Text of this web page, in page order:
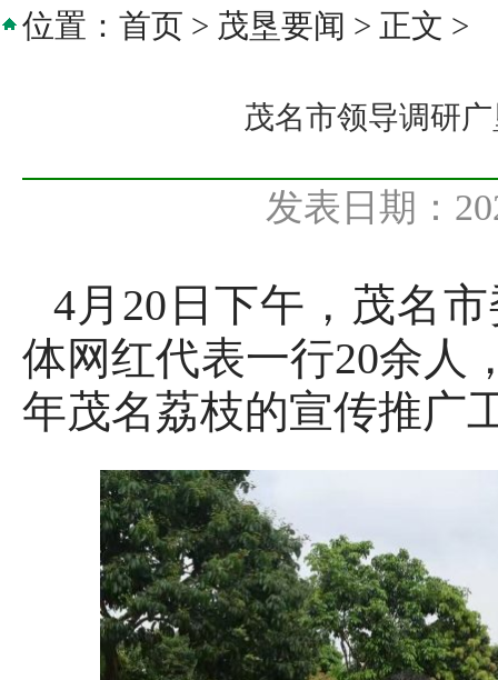
位置： 首页 > 茂垦要闻 > 正文 >
茂名市领导调研
发表日期：
4月20日下午，茂名
体网红代表一行20余人
年茂名荔枝的宣传推广